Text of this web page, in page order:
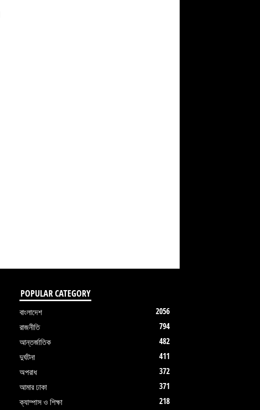
POPULAR CATEGORY
বাংলাদেশ
2056
রাজনীতি
794
আন্তর্জাতিক
482
দুর্ঘটনা
411
অপরাধ
372
আমার ঢাকা
371
ক্যাম্পাস ও শিক্ষা
218